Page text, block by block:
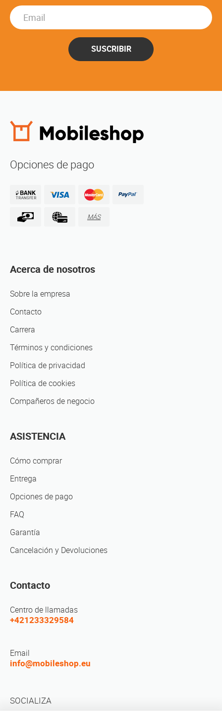
SUSCRIBIR
Opciones de pago
MÁS
Acerca de nosotros
Sobre la empresa
Contacto
Carrera
Términos y condiciones
Política de privacidad
Política de cookies
Compañeros de negocio
ASISTENCIA
Cómo comprar
Entrega
Opciones de pago
FAQ
Garantía
Cancelación y Devoluciones
Contacto
Centro de llamadas
+421233329584
Email
info@mobileshop.eu
SOCIALIZA